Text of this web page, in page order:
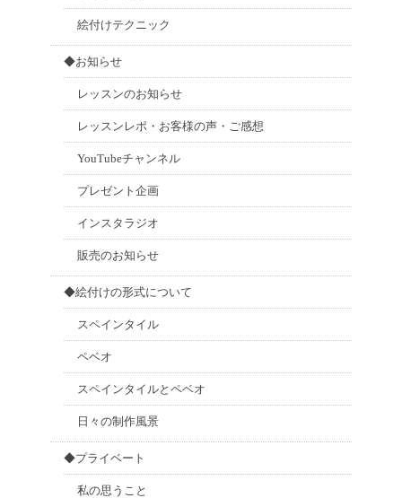
絵付けテクニック
◆お知らせ
レッスンのお知らせ
レッスンレポ・お客様の声・ご感想
YouTubeチャンネル
プレゼント企画
インスタラジオ
販売のお知らせ
◆絵付けの形式について
スペインタイル
ペベオ
スペインタイルとペベオ
日々の制作風景
◆プライベート
私の思うこと